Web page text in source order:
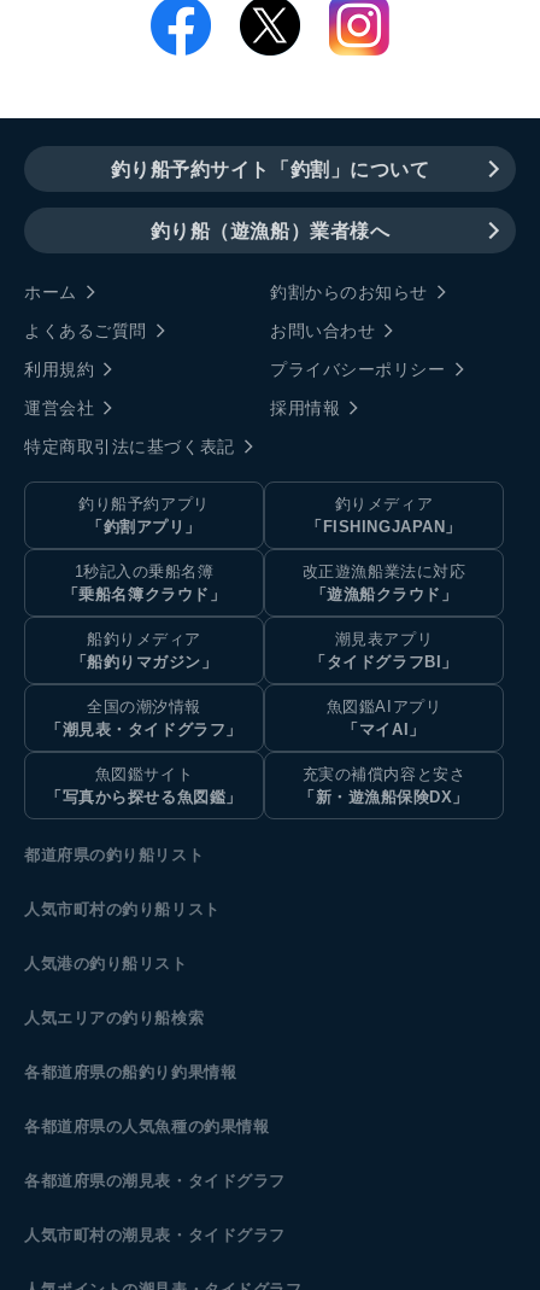
釣り船予約サイト「釣割」について
釣り船（遊漁船）業者様へ
ホーム
釣割からのお知らせ
よくあるご質問
お問い合わせ
利用規約
プライバシーポリシー
運営会社
採用情報
特定商取引法に基づく表記
釣り船予約アプリ
「釣割アプリ」
釣りメディア
「FISHINGJAPAN」
1秒記入の乗船名簿
「乗船名簿クラウド」
改正遊漁船業法に対応
「遊漁船クラウド」
船釣りメディア
「船釣りマガジン」
潮見表アプリ
「タイドグラフBI」
全国の潮汐情報
「潮見表・タイドグラフ」
魚図鑑AIアプリ
「マイAI」
魚図鑑サイト
「写真から探せる魚図鑑」
充実の補償内容と安さ
「新・遊漁船保険DX」
都道府県の釣り船リスト
人気市町村の釣り船リスト
人気港の釣り船リスト
人気エリアの釣り船検索
各都道府県の船釣り釣果情報
各都道府県の人気魚種の釣果情報
各都道府県の潮見表 ・タイドグラフ
人気市町村の潮見表・タイドグラフ